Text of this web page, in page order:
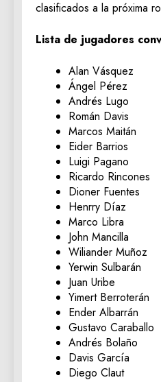
clasificados a la próxima
Lista de jugadores
Alan Vásquez
Ángel Pérez
Andrés Lugo
Román Davis
Marcos Maitán
Eider Barrios
Luigi Pagano
Ricardo Rincones
Dioner Fuentes
Henrry Díaz
Marco Libra
John Mancilla
Wiliander Muñoz
Yerwin Sulbarán
Juan Uribe
Yimert Berroterán
Ender Albarrán
Gustavo Caraballo
Andrés Bolaño
Davis García
Diego Claut